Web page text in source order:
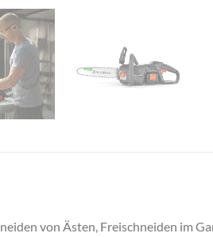
von Ästen, Freischneiden im